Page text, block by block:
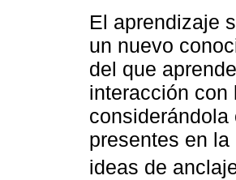
El aprendizaje
un nuevo
del que
interacción con
presentes en
ideas de